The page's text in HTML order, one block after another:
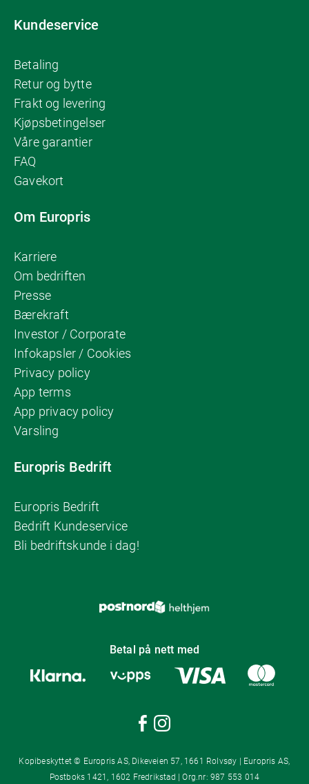
Kundeservice
Betaling
Retur og bytte
Frakt og levering
Kjøpsbetingelser
Våre garantier
FAQ
Gavekort
Om Europris
Karriere
Om bedriften
Presse
Bærekraft
Investor / Corporate
Infokapsler / Cookies
Privacy policy
App terms
App privacy policy
Varsling
Europris Bedrift
Europris Bedrift
Bedrift Kundeservice
Bli bedriftskunde i dag!
Betal på nett med
Kopibeskyttet © Europris AS, Dikeveien 57, 1661 Rolvsøy | Europris AS,
Postboks 1421, 1602 Fredrikstad | Org.nr: 987 553 014